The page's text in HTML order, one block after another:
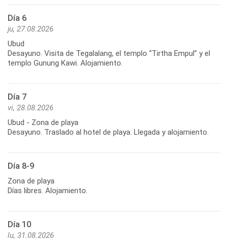
Día 6
ju, 27.08.2026
Ubud
Desayuno. Visita de Tegalalang, el templo “Tirtha Empul” y el
templo Gunung Kawi. Alojamiento.
Día 7
vi, 28.08.2026
Ubud - Zona de playa
Desayuno. Traslado al hotel de playa. Llegada y alojamiento.
Día 8-9
Zona de playa
Días libres. Alojamiento.
Día 10
lu, 31.08.2026